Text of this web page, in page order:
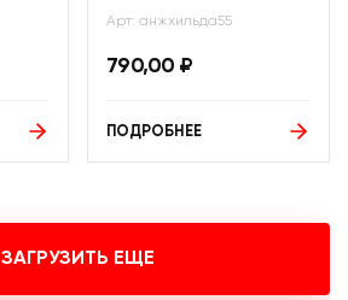
Арт: анжхильда55
790,00 ₽
ПОДРОБНЕЕ
ЗАГРУЗИТЬ ЕЩЕ